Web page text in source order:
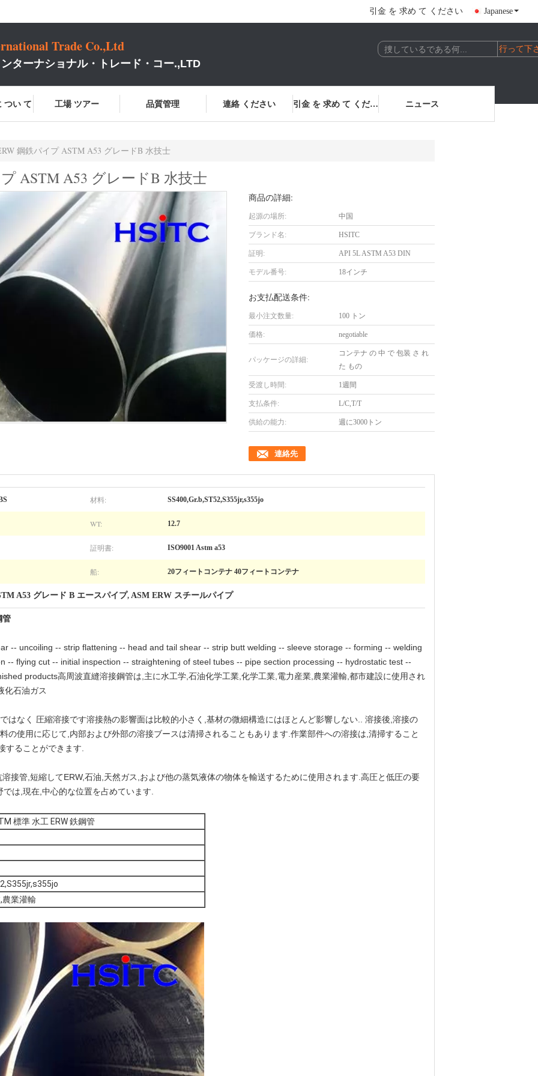
引金 を 求め て ください Japanese
Trade Co.,Ltd
ターナショナル・トレード・コー.,LTD
つい て 工場 ツアー 品質管理 連絡 ください 引金 を 求め て ください ニュース
鋼鉄パイプ ASTM A53 グレードB 水技士
ASTM A53 グレードB 水技士
商品の詳細:
起源の場所: 中国
ブランド名: HSITC
証明: API 5L ASTM A53 DIN
モデル番号: 18インチ
お支払配送条件:
最小注文数量: 100 トン
価格: negotiable
パッケージの詳細:
コンテナ の 中 で 包装 さ れ
た もの
受渡し時間: 1週間
支払条件: L/C,T/T
供給の能力: 週に3000トン
連絡先
材料: SS400,Gr.b,ST52,S355jr,s355jo
WT: 12.7
証明書: ISO9001 Astm a53
船: 20フィートコンテナ 40フィートコンテナ
A53 グレード B エースパイプ, ASM ERW スチールパイプ
管
-- uncoiling -- strip flattening -- head and tail shear -- strip butt welding -- sleeve storage -- forming -- welding
-- flying cut -- initial inspection -- straightening of steel tubes -- pipe section processing -- hydrostatic test --
products高周波直縫溶接鋼管は,主に水工学,石油化学工業,化学工業,電力産業,農業灌輸,都市建設に使用され
化石油ガス
はなく 圧縮溶接です溶接熱の影響面は比較的小さく,基材の微細構造にはほとんど影響しない.. 溶接後,溶接の
の使用に応じて,内部および外部の溶接ブースは清掃されることもあります.作業部件への溶接は,清掃すること
することができます.
接管,短縮してERW,石油,天然ガス,および他の蒸気液体の物体を輸送するために使用されます.高圧と低圧の要
は,現在,中心的な位置を占めています.
標準 水工 ERW 鉄鋼管
農業灌輸